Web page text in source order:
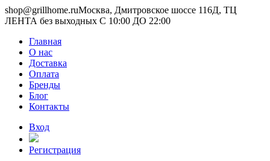
shop@grillhome.ruМосква, Дмитровское шоссе 116Д, ТЦ
ЛЕНТА без выходных С 10:00 ДО 22:00
Главная
О нас
Доставка
Оплата
Бренды
Блог
Контакты
Вход
Регистрация